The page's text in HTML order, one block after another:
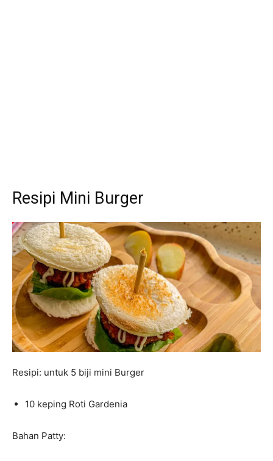
Resipi Mini Burger
Resipi: untuk 5 biji mini Burger
10 keping Roti Gardenia
Bahan Patty: